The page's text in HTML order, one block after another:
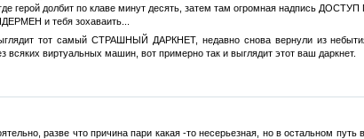
герой долбит по клаве минут десять, затем там огромная надпись
и тебя зохаваить...
тот самый СТРАШНЫЙ ДАРКНЕТ, недавно снова вернули из
виртуальных машин, вот примерно так и выглядит этот ваш даркнет.
разве что причина пари какая -то несерьезная, но в остальном